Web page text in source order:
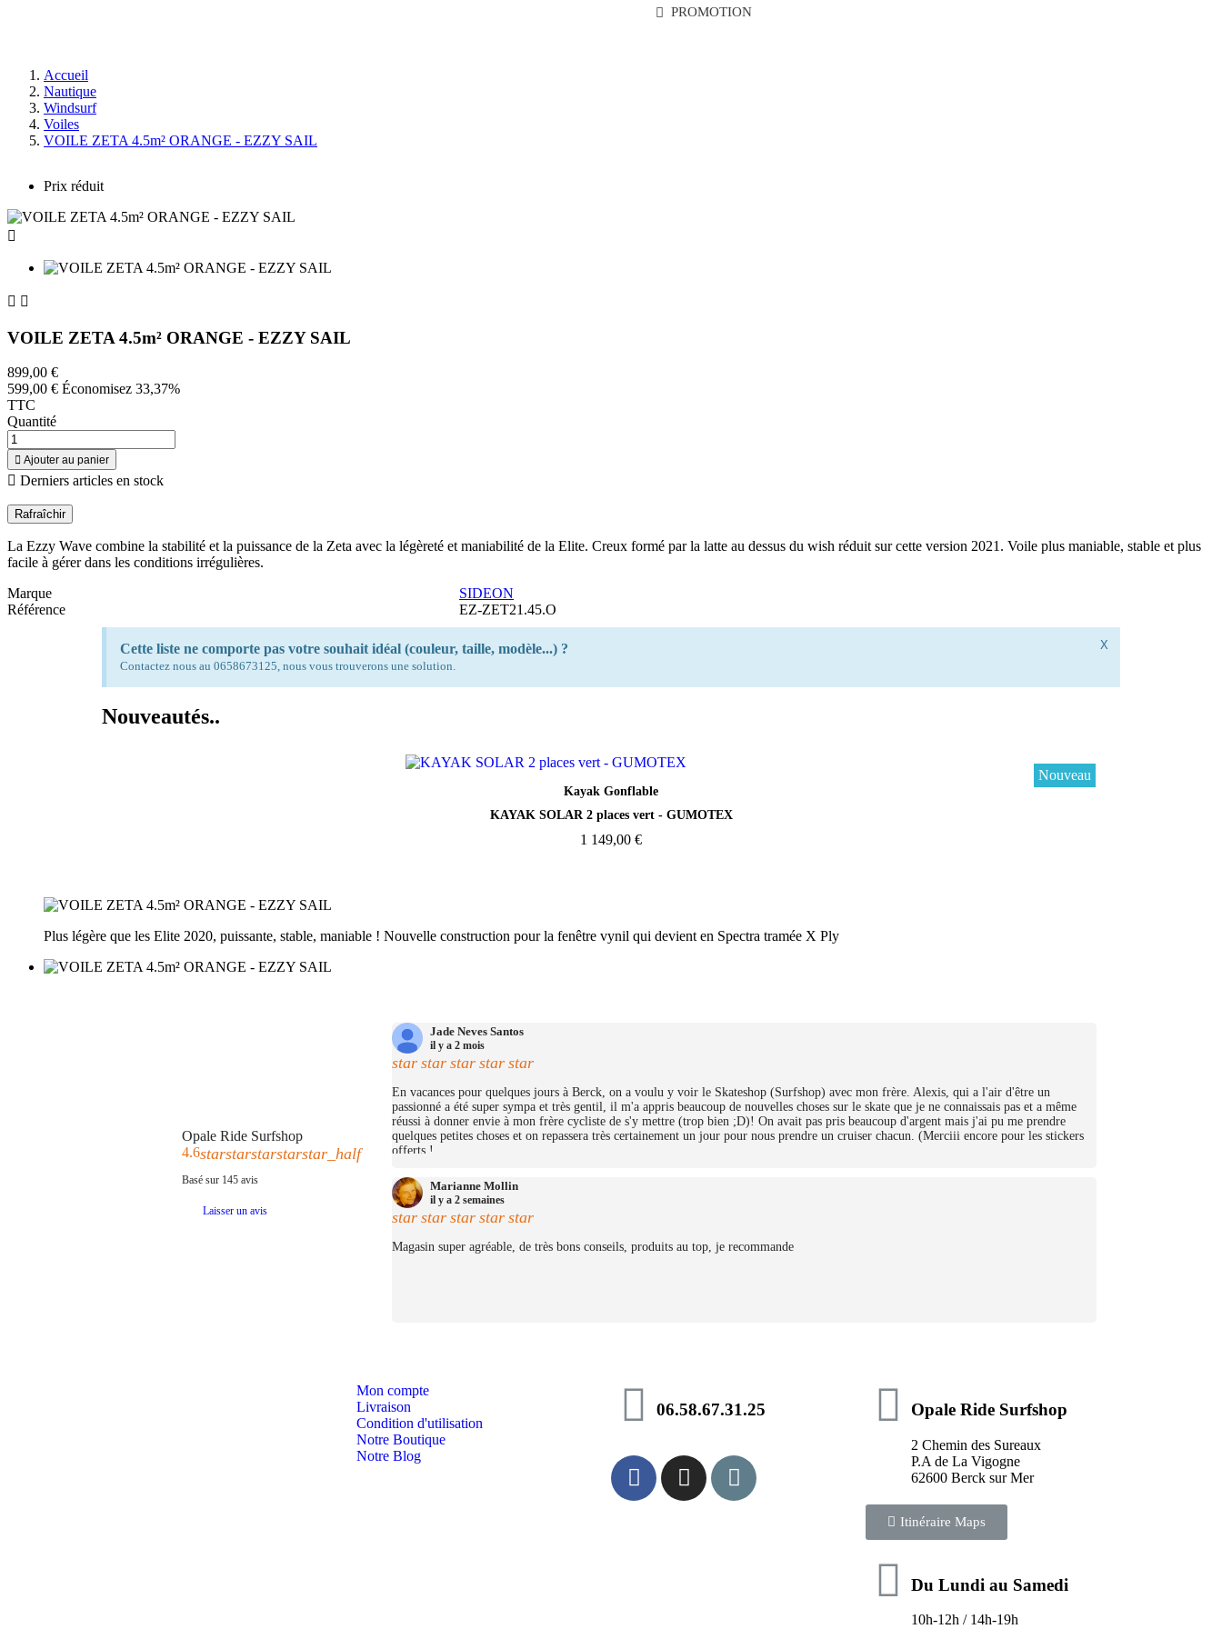
PROMOTION
Accueil
Nautique
Windsurf
Voiles
VOILE ZETA 4.5m² ORANGE - EZZY SAIL
Prix réduit

 
VOILE ZETA 4.5m² ORANGE - EZZY SAIL
899,00 €
599,00 € Économisez 33,37%
TTC
Quantité
 Ajouter au panier
 Derniers articles en stock
La Ezzy Wave combine la stabilité et la puissance de la Zeta avec la légèreté et maniabilité de la Elite. Creux formé par la latte au dessus du wish réduit sur cette version 2021. Voile plus maniable, stable et plus
facile à gérer dans les conditions irrégulières.
Marque
SIDEON
Référence
EZ-ZET21.45.O
Cette liste ne comporte pas votre souhait idéal (couleur, taille, modèle...) ?
Contactez nous au 0658673125, nous vous trouverons une solution.
X
Nouveautés..
Aperçu rapide
Nouveau
Kayak Gonflable
KAYAK SOLAR 2 places vert - GUMOTEX
1 149,00 €
Plus légère que les Elite 2020, puissante, stable, maniable ! Nouvelle construction pour la fenêtre vynil qui devient en Spectra tramée X Ply
Opale Ride Surfshop
4.6starstarstarstarstar_half
Basé sur 145 avis
Laisser un avis
Jade Neves Santos
il y a 2 mois
star star star star star
En vacances pour quelques jours à Berck, on a voulu y voir le Skateshop (Surfshop) avec mon frère. Alexis, qui a l'air d'être un
passionné a été super sympa et très gentil, il m'a appris beaucoup de nouvelles choses sur le skate que je ne connaissais pas et a même
réussi à donner envie à mon frère cycliste de s'y mettre (trop bien ;D)! On avait pas pris beaucoup d'argent mais j'ai pu me prendre
quelques petites choses et on repassera très certainement un jour pour nous prendre un cruiser chacun. (Merciii encore pour les stickers
offerts !
Marianne Mollin
il y a 2 semaines
star star star star star
Magasin super agréable, de très bons conseils, produits au top, je recommande
Mon compte
Livraison
Condition d'utilisation
Notre Boutique
Notre Blog
06.58.67.31.25 Opale Ride Surfshop
2 Chemin des Sureaux
P.A de La Vigogne
62600 Berck sur Mer
Itinéraire Maps
Du Lundi au Samedi
10h-12h / 14h-19h